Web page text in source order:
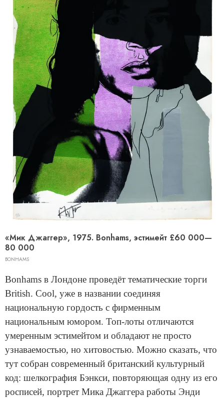
«Мик Джаггер», 1975. Bonhams, эстимейт £60 000—
80 000
BONHAMS
Bonhams в Лондоне проведёт тематические торги
British. Cool, уже в названии соединяя
национальную гордость с фирменным
национальным юмором. Топ-лоты отличаются
умеренным эстимейтом и обладают не просто
узнаваемостью, но хитовостью. Можно сказать, что
тут собран современный британский культурный
код: шелкография Бэнкси, повторяющая одну из его
росписей, портрет Мика Джаггера работы Энди